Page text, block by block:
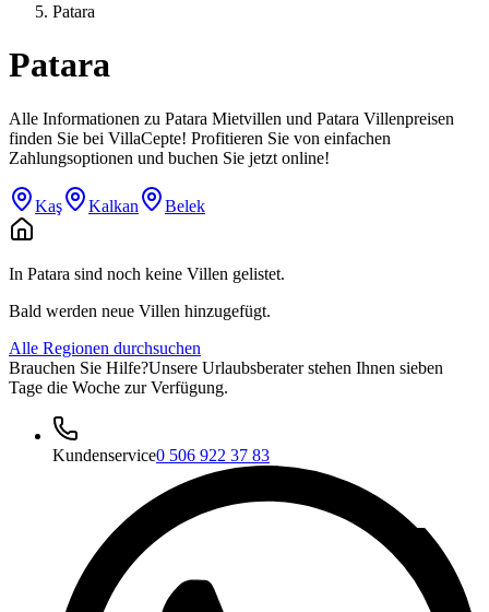
Patara
Patara
Alle Informationen zu Patara Mietvillen und Patara Villenpreisen
finden Sie bei VillaCepte! Profitieren Sie von einfachen
Zahlungsoptionen und buchen Sie jetzt online!
Kaş Kalkan Belek
In Patara sind noch keine Villen gelistet.
Bald werden neue Villen hinzugefügt.
Alle Regionen durchsuchen
Brauchen Sie Hilfe?Unsere Urlaubsberater stehen Ihnen sieben
Tage die Woche zur Verfügung.
Kundenservice0 506 922 37 83